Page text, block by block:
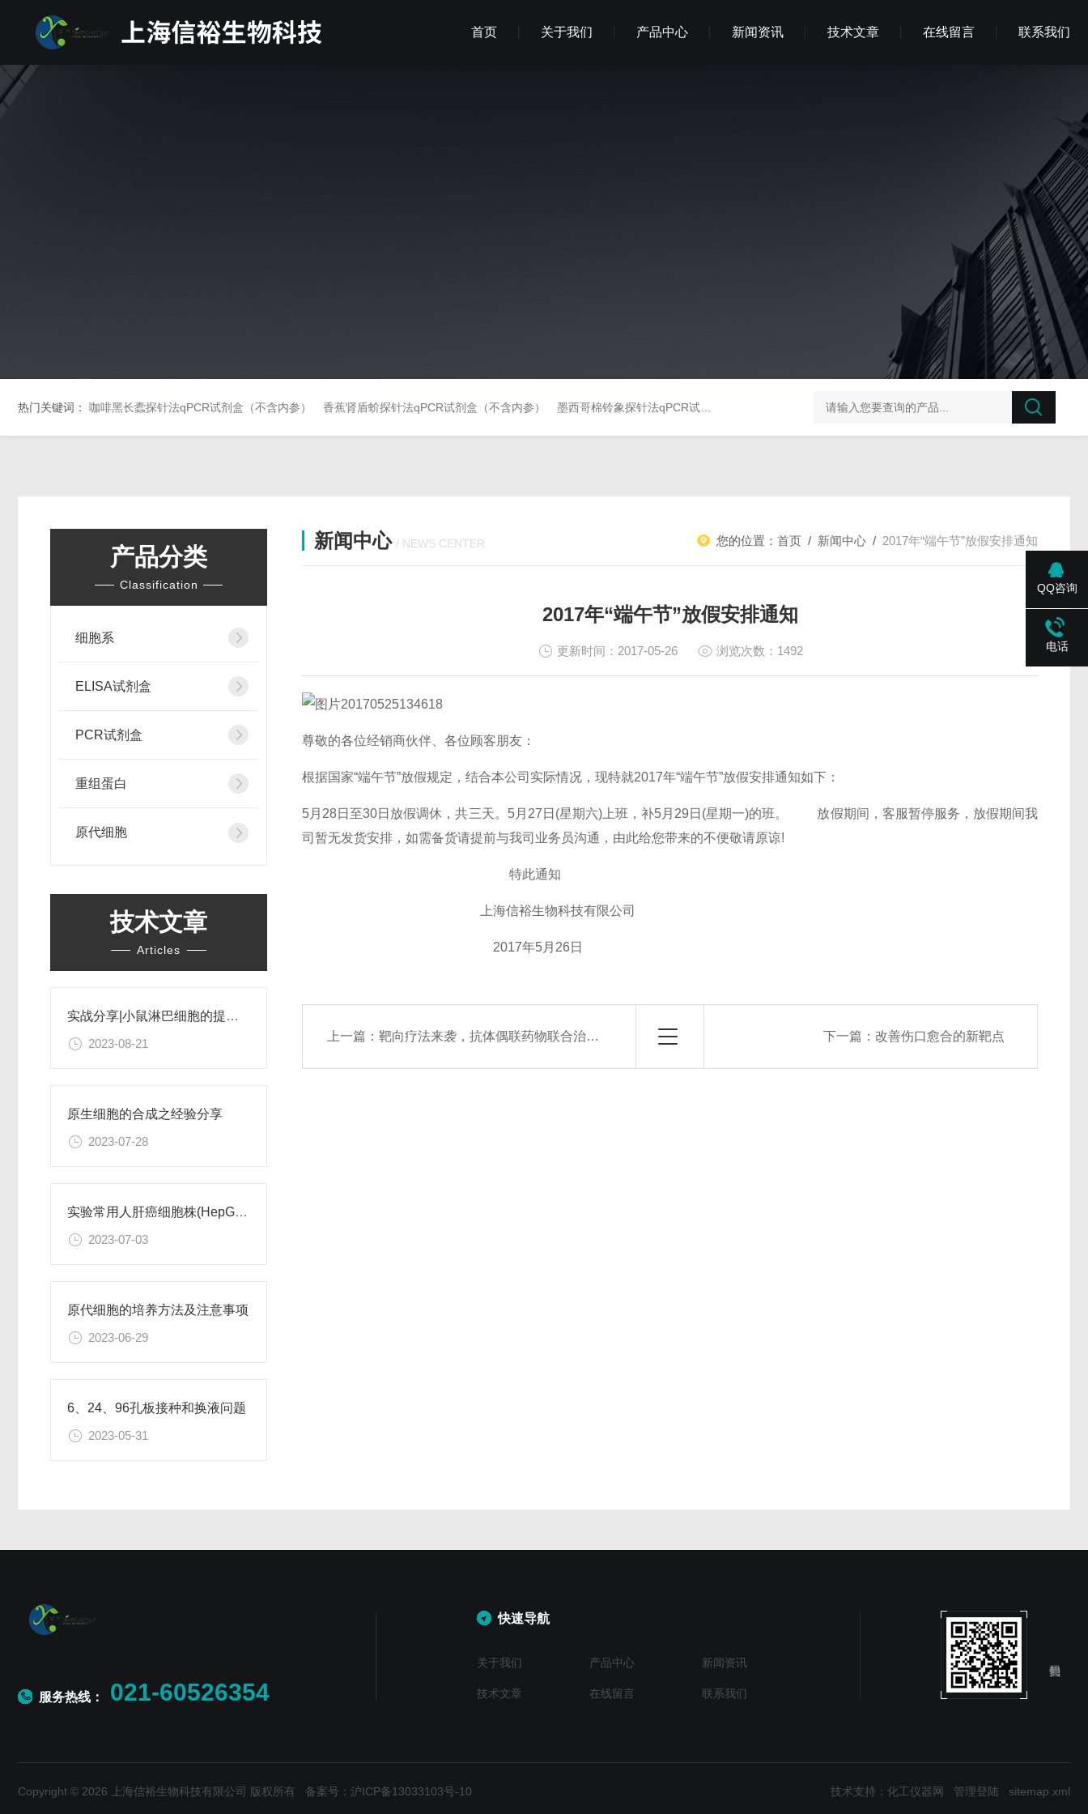
首页 关于我们 产品中心 新闻资讯 技术文章 在线留言 联系我们
热门关键词： 咖啡黑长蠹探针法qPCR试剂盒（不含内参） 香蕉肾盾蚧探针法qPCR试剂盒（不含内参） 墨西哥棉铃象探针法qPCR试剂盒（不含内参） 榛子东部枯萎病菌探针法qPCR试剂盒不含内参
产品分类
Classification
细胞系
ELISA试剂盒
PCR试剂盒
重组蛋白
原代细胞
技术文章
Articles
实战分享|小鼠淋巴细胞的提取和分选之经验小结
2023-08-21
原生细胞的合成之经验分享
2023-07-28
实验常用人肝癌细胞株(HepG2/Hep3B,HuH-7,MHCC97H,PLC/PRF/5)怎么选？
2023-07-03
原代细胞的培养方法及注意事项
2023-06-29
6、24、96孔板接种和换液问题
2023-05-31
新闻中心 / NEWS CENTER 您的位置： 首页 / 新闻中心 / 2017年“端午节”放假安排通知
2017年“端午节”放假安排通知
更新时间：2017-05-26 浏览次数：1492
尊敬的各位经销商伙伴、各位顾客朋友：
根据国家“端午节”放假规定，结合本公司实际情况，现特就2017年“端午节”放假安排通知如下：
5月28日至30日放假调休，共三天。5月27日(星期六)上班，补5月29日(星期一)的班。 放假期间，客服暂停服务，放假期间我
司暂无发货安排，如需备货请提前与我司业务员沟通，由此给您带来的不便敬请原谅!
特此通知
上海信裕生物科技有限公司
2017年5月 26 日
上一篇：靶向疗法来袭，抗体偶联药物联合治疗有望治愈儿童白血病 下一篇： 改善伤口愈合的新靶点
服务热线： 021-60526354
快速导航
关于我们 产品中心 新闻资讯
技术文章 在线留言 联系我们
Copyright © 2026 上海信裕生物科技有限公司 版权所有 备案号：沪ICP备13033103号-10 技术支持： 化工仪器网 管理登陆 sitemap.xml
QQ咨询
电话